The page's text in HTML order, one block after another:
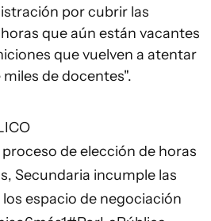
por cubrir las
que aún están vacantes
que vuelven a atentar
de docentes".
de elección de horas
Secundaria incumple las
espacio de negociación